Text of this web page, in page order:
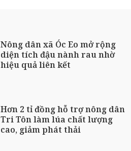
Nông dân xã Óc Eo mở rộng
diện tích đậu nành rau nhờ
hiệu quả liên kết
Hơn 2 tỉ đồng hỗ trợ nông dân
Tri Tôn làm lúa chất lượng
cao, giảm phát thải